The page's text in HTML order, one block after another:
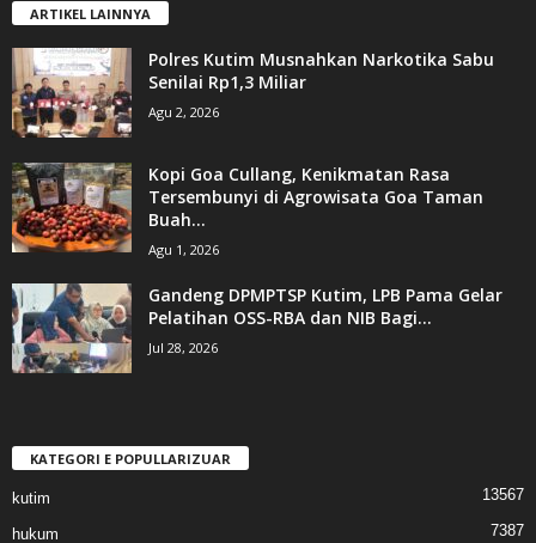
ARTIKEL LAINNYA
Polres Kutim Musnahkan Narkotika Sabu
Senilai Rp1,3 Miliar
Agu 2, 2026
Kopi Goa Cullang, Kenikmatan Rasa
Tersembunyi di Agrowisata Goa Taman
Buah...
Agu 1, 2026
Gandeng DPMPTSP Kutim, LPB Pama Gelar
Pelatihan OSS-RBA dan NIB Bagi...
Jul 28, 2026
KATEGORI E POPULLARIZUAR
kutim 13567
hukum 7387